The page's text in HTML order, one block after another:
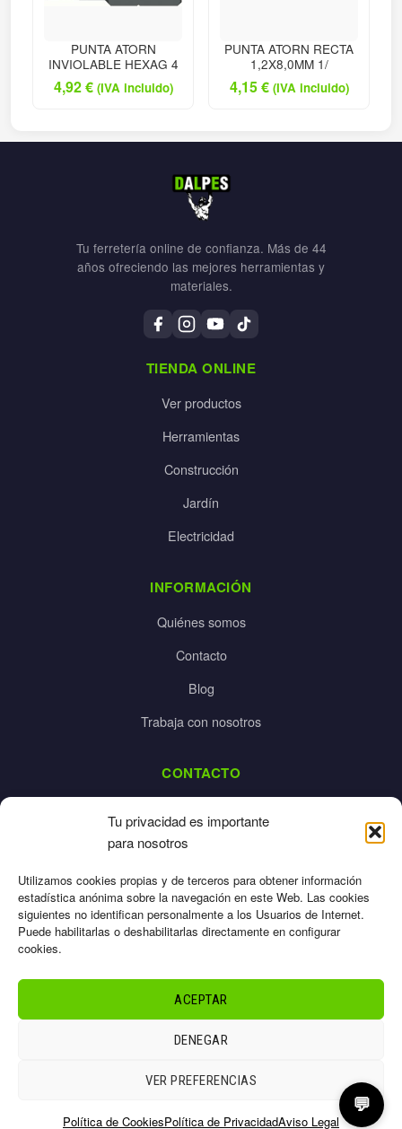
Tu privacidad es importante
para nosotros
Utilizamos cookies propias y de terceros para obtener información
estadística anónima sobre la navegación en este Web. Las cookies
siguientes no identifican personalmente a los Usuarios de Internet.
Puede habilitarlas o deshabilitarlas directamente en configurar
cookies.
ACEPTAR
DENEGAR
VER PREFERENCIAS
Política de CookiesPolítica de PrivacidadAviso Legal
PUNTA ATORN
INVIOLABLE HEXAG 4
4,92€ (IVA incluido)
PUNTA ATORN RECTA
1,2X8,0MM 1/
4,15€ (IVA incluido)
Tu ferretería online de confianza. Más de 44
años ofreciendo las mejores herramientas y
materiales.
TIENDA ONLINE
Ver productos
Herramientas
Construcción
Jardín
Electricidad
INFORMACIÓN
Quiénes somos
Contacto
Blog
Trabaja con nosotros
CONTACTO
925 532 213
Cookies
Términos
Sitemap
💬